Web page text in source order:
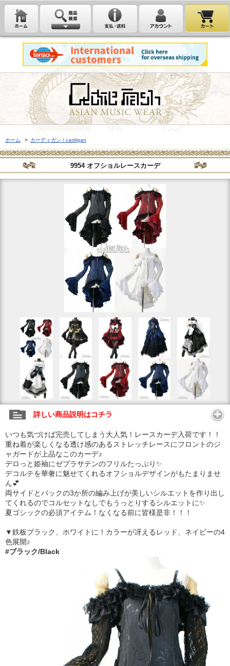
ホーム > カーディガン / cardigan
9954 オフショルレースカーデ
詳しい商品説明はコチラ
いつも気づけば完売してしまう大人気！レースカーデ入荷です！！
重ね着が楽しくなる透け感のあるストレッチレースにフロントのジ
ャガードが上品なこのカーデ♪
デロっと姫袖にゼブラサテンのフリルたっぷり✨
デコルテを華奢に魅せてくれるオフショルデザインがもたまりませ
ん💕
両サイドとバックの3か所の編み上げが美しいシルエットを作り出し
てくれるのでコルセットなしでもうっとりするシルエットに✨
夏ゴシックの必須アイテム！なくなる前に皆様是非！！！
▼鉄板ブラック、ホワイトに！カラーが冴えるレッド、ネイビーの4
色展開♪
#ブラック/Black